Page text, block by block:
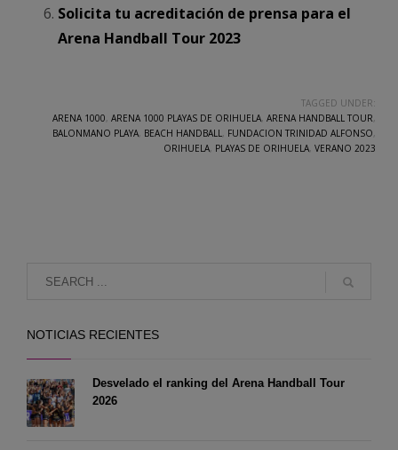
Solicita tu acreditación de prensa para el
Arena Handball Tour 2023
TAGGED UNDER:
ARENA 1000, ARENA 1000 PLAYAS DE ORIHUELA, ARENA HANDBALL TOUR,
BALONMANO PLAYA, BEACH HANDBALL, FUNDACION TRINIDAD ALFONSO,
ORIHUELA, PLAYAS DE ORIHUELA, VERANO 2023
NOTICIAS RECIENTES
Desvelado el ranking del Arena Handball Tour
2026